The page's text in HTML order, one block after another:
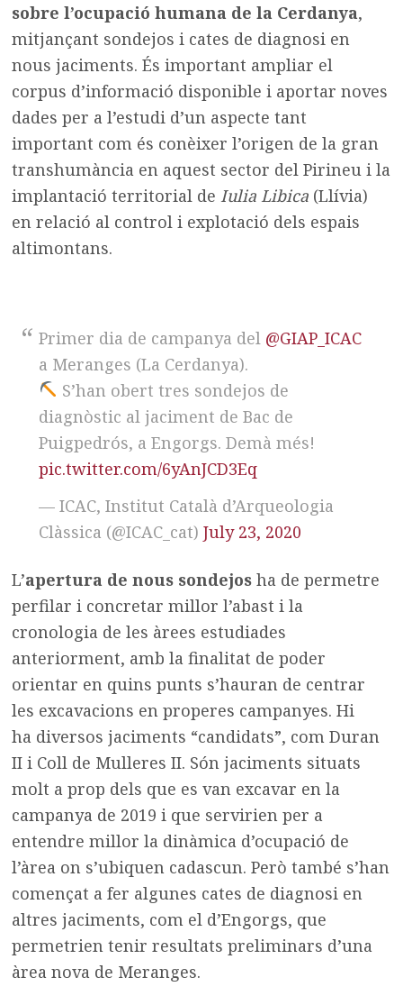
sobre l’ocupació humana de la Cerdanya,
mitjançant sondejos i cates de diagnosi en
nous jaciments. És important ampliar el
corpus d’informació disponible i aportar noves
dades per a l’estudi d’un aspecte tant
important com és conèixer l’origen de la gran
transhumància en aquest sector del Pirineu i la
implantació territorial de Iulia Libica (Llívia)
en relació al control i explotació dels espais
altimontans.
Primer dia de campanya del @GIAP_ICAC
a Meranges (La Cerdanya).
S’han obert tres sondejos de
diagnòstic al jaciment de Bac de
Puigpedrós, a Engorgs. Demà més!
pic.twitter.com/6yAnJCD3Eq
— ICAC, Institut Català d’Arqueologia
Clàssica (@ICAC_cat)July 23, 2020
L’apertura de nous sondejos ha de permetre
perfilar i concretar millor l’abast i la
cronologia de les àrees estudiades
anteriorment, amb la finalitat de poder
orientar en quins punts s’hauran de centrar
les excavacions en properes campanyes. Hi
ha diversos jaciments “candidats”, com Duran
II i Coll de Mulleres II. Són jaciments situats
molt a prop dels que es van excavar en la
campanya de 2019 i que servirien per a
entendre millor la dinàmica d’ocupació de
l’àrea on s’ubiquen cadascun. Però també s’han
començat a fer algunes cates de diagnosi en
altres jaciments, com el d’Engorgs, que
permetrien tenir resultats preliminars d’una
àrea nova de Meranges.